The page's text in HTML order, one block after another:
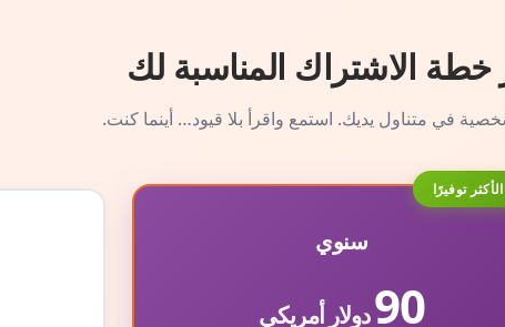
خطة الاشتراك المناسبة لك
في متناول يديك. استمع واقرأ بلا قيود… أينما كنت.
الأكثر توفيرًا
سنوي
90دولار أمريكي